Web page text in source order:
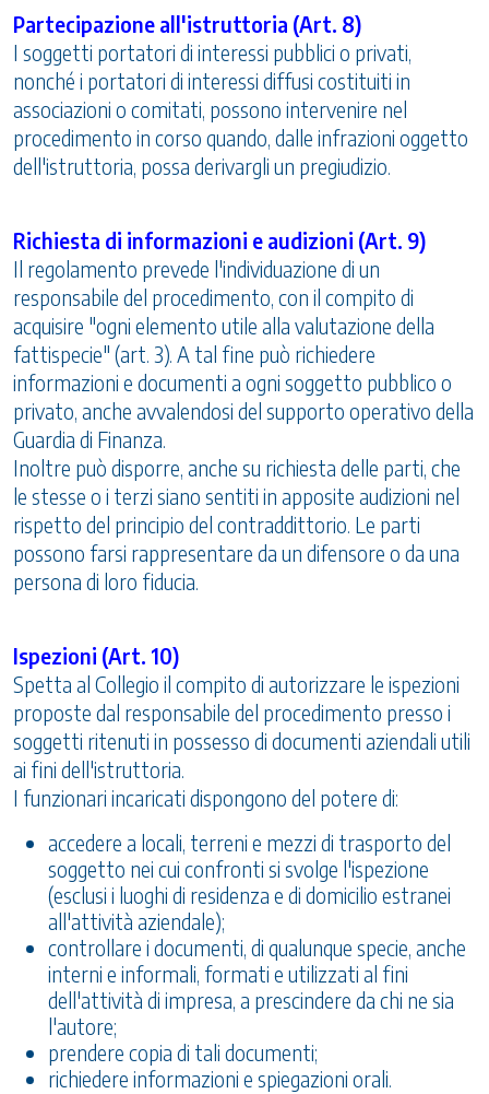
Partecipazione all'istruttoria (Art. 8)
I soggetti portatori di interessi pubblici o privati,
nonché i portatori di interessi diffusi costituiti in
associazioni o comitati, possono intervenire nel
procedimento in corso quando, dalle infrazioni oggetto
dell'istruttoria, possa derivargli un pregiudizio.
Richiesta di informazioni e audizioni (Art. 9)
Il regolamento prevede l'individuazione di un
responsabile del procedimento, con il compito di
acquisire "ogni elemento utile alla valutazione della
fattispecie" (art. 3). A tal fine può richiedere
informazioni e documenti a ogni soggetto pubblico o
privato, anche avvalendosi del supporto operativo della
Guardia di Finanza.
Inoltre può disporre, anche su richiesta delle parti, che
le stesse o i terzi siano sentiti in apposite audizioni nel
rispetto del principio del contraddittorio. Le parti
possono farsi rappresentare da un difensore o da una
persona di loro fiducia.
Ispezioni (Art. 10)
Spetta al Collegio il compito di autorizzare le ispezioni
proposte dal responsabile del procedimento presso i
soggetti ritenuti in possesso di documenti aziendali utili
ai fini dell'istruttoria.
I funzionari incaricati dispongono del potere di:
accedere a locali, terreni e mezzi di trasporto del
soggetto nei cui confronti si svolge l'ispezione
(esclusi i luoghi di residenza e di domicilio estranei
all'attività aziendale);
controllare i documenti, di qualunque specie, anche
interni e informali, formati e utilizzati al fini
dell'attività di impresa, a prescindere da chi ne sia
l'autore;
prendere copia di tali documenti;
richiedere informazioni e spiegazioni orali.